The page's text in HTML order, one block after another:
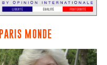
PARIS MONDE